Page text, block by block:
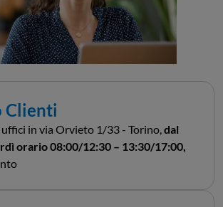
Clienti
in via Orvieto 1/33 - Torino, dal
orario 08:00/12:30 – 13:30/17:00,